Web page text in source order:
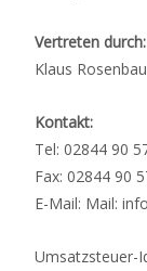
Vertreten durch:
Klaus
Kontakt:
Tel: 02844 90
Fax: 02844 90
E-Mail: Mail:
Umsatzsteuer-